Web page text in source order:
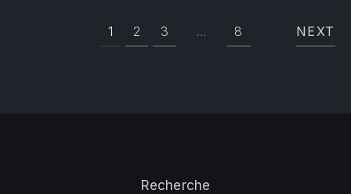
1 2 3 … 8 NEXT
Recherche